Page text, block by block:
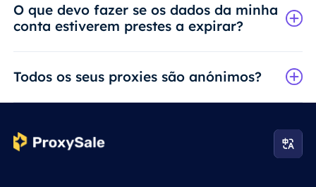
O que devo fazer se os dados da minha
conta estiverem prestes a expirar?
Todos os seus proxies são anónimos?